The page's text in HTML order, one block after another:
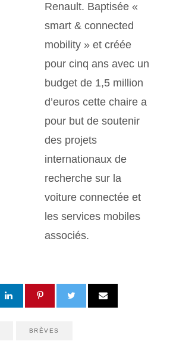
Renault. Baptisée «
smart & connected
mobility » et créée
pour cinq ans avec un
budget de 1,5 million
d’euros cette chaire a
pour but de soutenir
des projets
internationaux de
recherche sur la
voiture connectée et
les services mobiles
associés.
BRÈVES